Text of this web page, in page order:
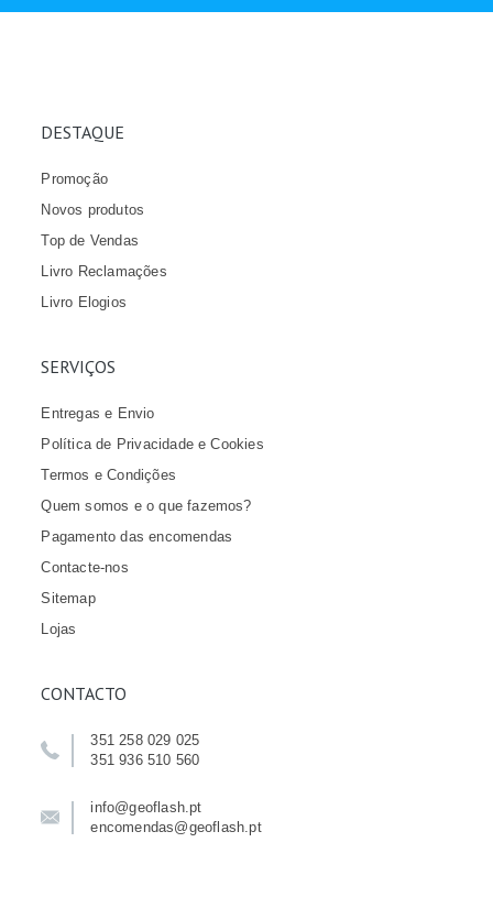
DESTAQUE
Promoção
Novos produtos
Top de Vendas
Livro Reclamações
Livro Elogios
SERVIÇOS
Entregas e Envio
Política de Privacidade e Cookies
Termos e Condições
Quem somos e o que fazemos?
Pagamento das encomendas
Contacte-nos
Sitemap
Lojas
CONTACTO
351 258 029 025
351 936 510 560
info@geoflash.pt
encomendas@geoflash.pt